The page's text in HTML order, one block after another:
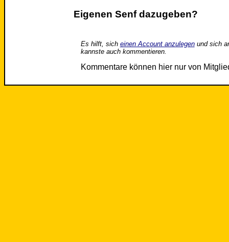
Eigenen Senf dazugeben?
Es hilft, sich einen Account anzulegenund sich
kannste auch kommentieren.
Kommentare können hier nur von